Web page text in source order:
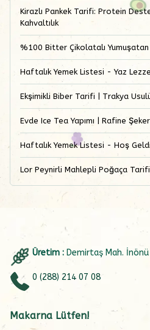
Kirazlı Pankek Tarifi: Protein
Kahvaltılık
%100 Bitter Çikolatalı
Haftalık Yemek Listesi - Yaz
Ekşimikli Biber Tarifi | Trakya
Evde Ice Tea Yapımı | Rafine
Haftalık Yemek Listesi - Hoş
Lor Peynirli Mahlepli Poğaça Tarifi
Üretim : Demirtaş Mah.
0 (288) 214 07 08
Makarna Lütfen!